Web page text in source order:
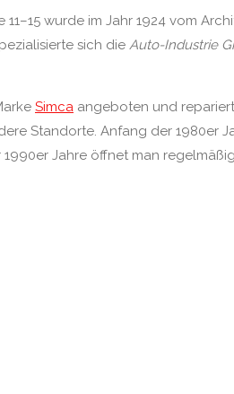
wurde im Jahr 1924 vom
sich die Auto-Industrie
Simca angeboten und
Standorte. Anfang der 1980er
Jahre öffnet man